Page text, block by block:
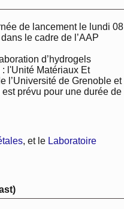
de lancement le lundi 08
dans le cadre de l’AAP
d’hydrogels
l'Unité Matériaux Et
l’Université de Grenoble et
prévu pour une durée de
, et le Laboratoire